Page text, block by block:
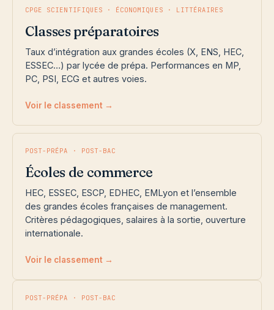
CPGE SCIENTIFIQUES · ÉCONOMIQUES · LITTÉRAIRES
Classes préparatoires
Taux d’intégration aux grandes écoles (X, ENS, HEC,
ESSEC…) par lycée de prépa. Performances en MP,
PC, PSI, ECG et autres voies.
Voir le classement →
POST-PRÉPA · POST-BAC
Écoles de commerce
HEC, ESSEC, ESCP, EDHEC, EMLyon et l’ensemble
des grandes écoles françaises de management.
Critères pédagogiques, salaires à la sortie, ouverture
internationale.
Voir le classement →
POST-PRÉPA · POST-BAC